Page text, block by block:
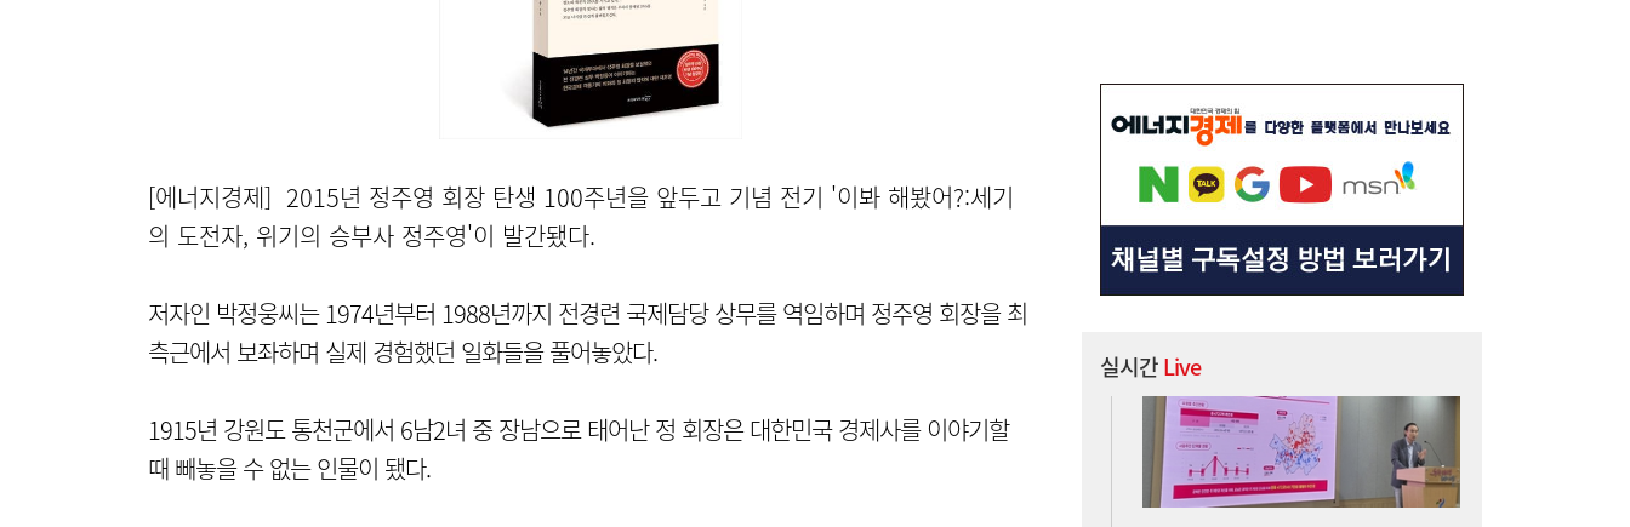
[에너지경제] 2015년 정주영 회장 탄생 100주년을 앞두고 기념 전기 '이봐 해봤어?:세기
의 도전자, 위기의 승부사 정주영'이 발간됐다.
저자인 박정웅씨는 1974년부터 1988년까지 전경련 국제담당 상무를 역임하며 정주영 회장을 최
측근에서 보좌하며 실제 경험했던 일화들을 풀어놓았다.
1915년 강원도 통천군에서 6남2녀 중 장남으로 태어난 정 회장은 대한민국 경제사를 이야기할
때 빼놓을 수 없는 인물이 됐다.
실시간Live
서울시 “정비사업 31만가구 착공해도 이주대
란 없다”…정부에 규제완화 촉구
TS, 제주공항에서 교통안전·항공보안 캠페
인…‘오늘도 무사고’